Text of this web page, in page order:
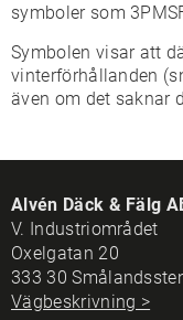
symboler som
Symbolen visar att
vinterförhållanden
även om det saknar
Alvén Däck & Fälg
V. Industriområdet
Oxelgatan 20
333 30
Vägbeskrivning >